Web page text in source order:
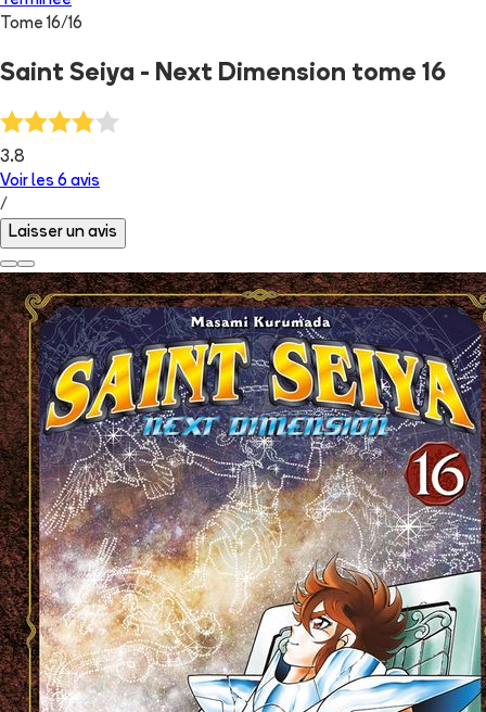
Tome16/16
Saint Seiya - Next Dimension tome 16
3.8
Voir les 6 avis
/
Laisser un avis